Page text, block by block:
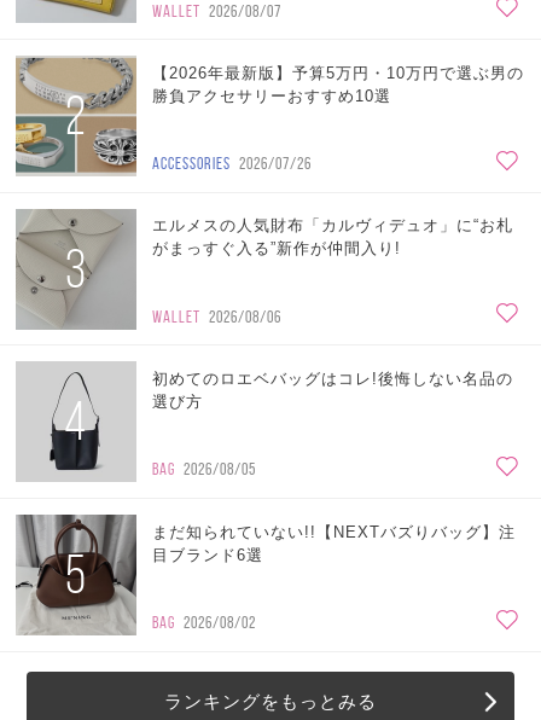
WALLET 2026/08/07
2
【2026年最新版】予算5万円・10万円で選ぶ男の
勝負アクセサリーおすすめ10選
ACCESSORIES 2026/07/26
3
エルメスの人気財布「カルヴィデュオ」に“お札
がまっすぐ入る”新作が仲間入り!
WALLET 2026/08/06
4
初めてのロエベバッグはコレ!後悔しない名品の
選び方
BAG 2026/08/05
5
まだ知られていない!!【NEXTバズりバッグ】注
目ブランド6選
BAG 2026/08/02
ランキングをもっとみる